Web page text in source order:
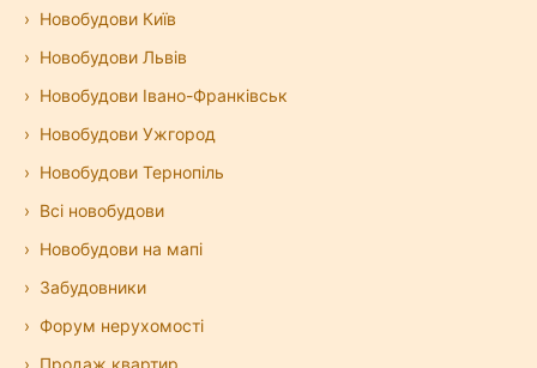
Новобудови Київ
Новобудови Львів
Новобудови Івано-Франківськ
Новобудови Ужгород
Новобудови Тернопіль
Всі новобудови
Новобудови на мапі
Забудовники
Форум нерухомості
Продаж квартир